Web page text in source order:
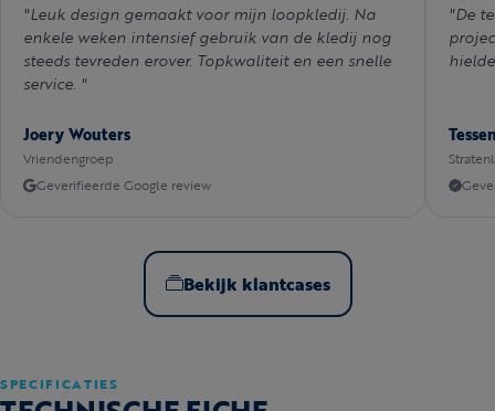
"Leuk design gemaakt voor mijn loopkledij. Na
enkele weken intensief gebruik van de kledij nog
steeds tevreden erover. Topkwaliteit en een snelle
service. "
Joery Wouters
Vriendengroep
Geverifieerde Google review
"De
Bekijk klantcases
SPECIFICATIES